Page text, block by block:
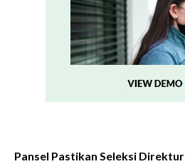
Pansel Pastikan Seleksi Direktur